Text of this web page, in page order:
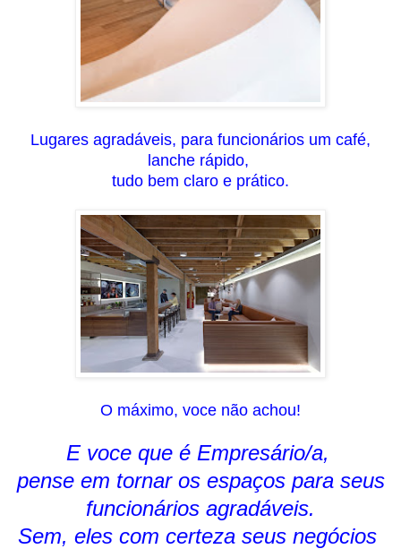
Lugares agradáveis, para funcionários um café,
lanche rápido,
tudo bem claro e prático.
O máximo, voce não achou!
E voce que é Empresário/a,
pense em tornar os espaços para seus
funcionários agradáveis.
Sem, eles com certeza seus negócios